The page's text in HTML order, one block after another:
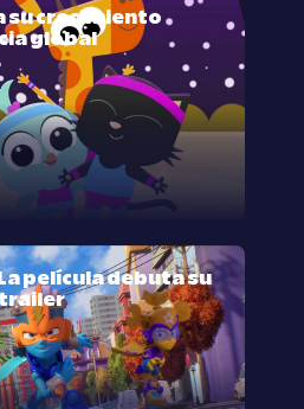
su crecimiento
global
película debuta su